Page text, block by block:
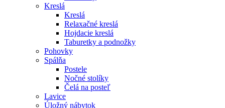
Kreslá
Kreslá
Relaxačné kreslá
Hojdacie kreslá
Taburetky a podnožky
Pohovky
Spálňa
Postele
Nočné stolíky
Čelá na posteľ
Lavice
Úložný nábytok